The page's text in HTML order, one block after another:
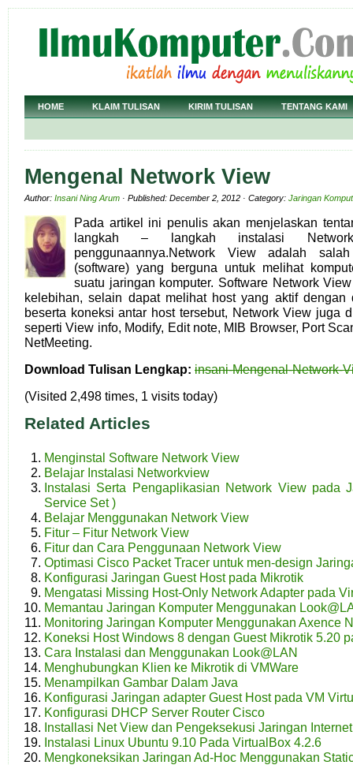
HOME KLAIM TULISAN KIRIM TULISAN TENTANG KAMI
Mengenal Network View
Author: Insani Ning Arum · Published: December 2, 2012 · Category: Jaringan
Pada artikel ini penulis akan menjelaskan
langkah – langkah instalasi
penggunaannya.Network View adalah
(software) yang berguna untuk melihat
suatu jaringan komputer. Software Network
kelebihan, selain dapat melihat host yang aktif dengan
beserta koneksi antar host tersebut, Network View juga
seperti View info, Modify, Edit note, MIB Browser, Port
NetMeeting.
Download Tulisan Lengkap: insani-Mengenal-Network-
(Visited 2,498 times, 1 visits today)
Related Articles
Menginstal Software Network View
Belajar Instalasi Networkview
Instalasi Serta Pengaplikasian Network View pada
Service Set )
Belajar Menggunakan Network View
Fitur – Fitur Network View
Fitur dan Cara Penggunaan Network View
Optimasi Cisco Packet Tracer untuk men-design
Konfigurasi Jaringan Guest Host pada Mikrotik
Mengatasi Missing Host-Only Network Adapter pada
Memantau Jaringan Komputer Menggunakan
Monitoring Jaringan Komputer Menggunakan Axence
Koneksi Host Windows 8 dengan Guest Mikrotik 5.20
Cara Instalasi dan Menggunakan Look@LAN
Menghubungkan Klien ke Mikrotik di VMWare
Menampilkan Gambar Dalam Java
Konfigurasi Jaringan adapter Guest Host pada VM
Konfigurasi DHCP Server Router Cisco
Installasi Net View dan Pengeksekusi Jaringan
Instalasi Linux Ubuntu 9.10 Pada VirtualBox 4.2.6
Mengkoneksikan Jaringan Ad-Hoc Menggunakan